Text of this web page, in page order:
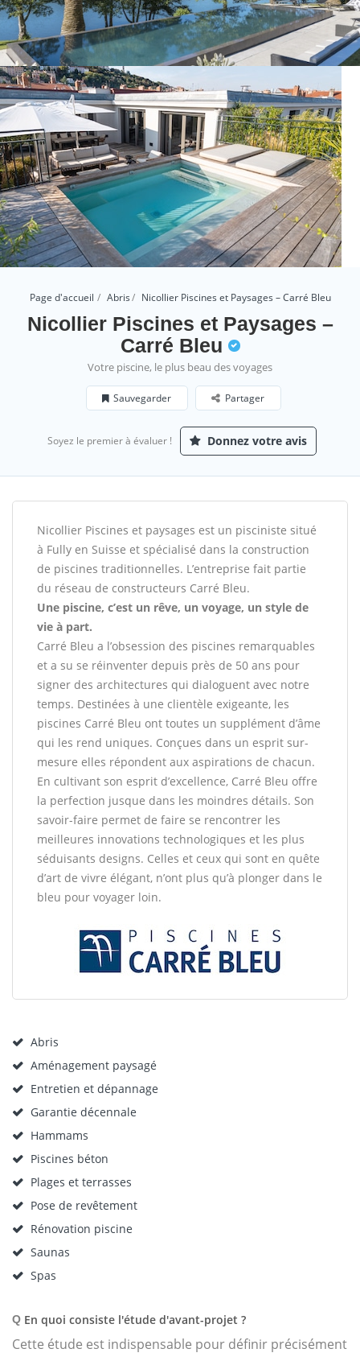
Page d'accueil Abris Nicollier Piscines et Paysages – Carré Bleu
Nicollier Piscines et Paysages –
Carré Bleu
Votre piscine, le plus beau des voyages
Sauvegarder Partager
Soyez le premier à évaluer ! Donnez votre avis
Nicollier Piscines et paysages est un pisciniste situé
à Fully en Suisse et spécialisé dans la construction
de piscines traditionnelles. L’entreprise fait partie
du réseau de constructeurs Carré Bleu.
Une piscine, c’est un rêve, un voyage, un style de
vie à part.
Carré Bleu a l’obsession des piscines remarquables
et a su se réinventer depuis près de 50 ans pour
signer des architectures qui dialoguent avec notre
temps. Destinées à une clientèle exigeante, les
piscines Carré Bleu ont toutes un supplément d’âme
qui les rend uniques. Conçues dans un esprit sur-
mesure elles répondent aux aspirations de chacun.
En cultivant son esprit d’excellence, Carré Bleu offre
la perfection jusque dans les moindres détails. Son
savoir-faire permet de faire se rencontrer les
meilleures innovations technologiques et les plus
séduisants designs. Celles et ceux qui sont en quête
d’art de vivre élégant, n’ont plus qu’à plonger dans le
bleu pour voyager loin.
Abris
Aménagement paysagé
Entretien et dépannage
Garantie décennale
Hammams
Piscines béton
Plages et terrasses
Pose de revêtement
Rénovation piscine
Saunas
Spas
Q En quoi consiste l'étude d'avant-projet ?
Cette étude est indispensable pour définir précisément